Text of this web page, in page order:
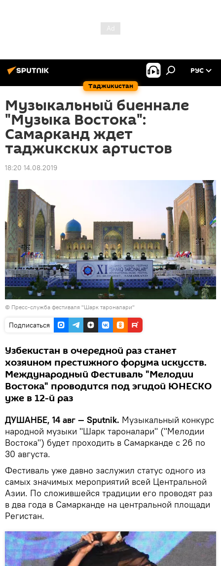
Таджикистан
РУС
Музыкальный биеннале
"Музыка Востока":
Самарканд ждет
таджикских артистов
18:20 14.08.2019
© Пресс-служба фестиваля "Шарк тароналари"
Подписаться
Узбекистан в очередной раз станет
хозяином престижного форума искусств.
Международный Фестиваль "Мелодии
Востока" проводится под эгидой ЮНЕСКО
уже в 12-й раз
ДУШАНБЕ, 14 авг — Sputnik. Музыкальный конкурс
народной музыки "Шарк тароналари" ("Мелодии
Востока") будет проходить в Самарканде с 26 по
30 августа.
Фестиваль уже давно заслужил статус одного из
самых значимых мероприятий всей Центральной
Азии. По сложившейся традиции его проводят раз
в два года в Самарканде на центральной площади
Регистан.